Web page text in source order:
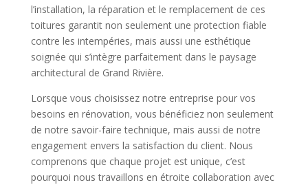
l’installation, la réparation et le remplacement de ces
toitures garantit non seulement une protection fiable
contre les intempéries, mais aussi une esthétique
soignée qui s’intègre parfaitement dans le paysage
architectural de Grand Rivière.
Lorsque vous choisissez notre entreprise pour vos
besoins en rénovation, vous bénéficiez non seulement
de notre savoir-faire technique, mais aussi de notre
engagement envers la satisfaction du client. Nous
comprenons que chaque projet est unique, c’est
pourquoi nous travaillons en étroite collaboration avec